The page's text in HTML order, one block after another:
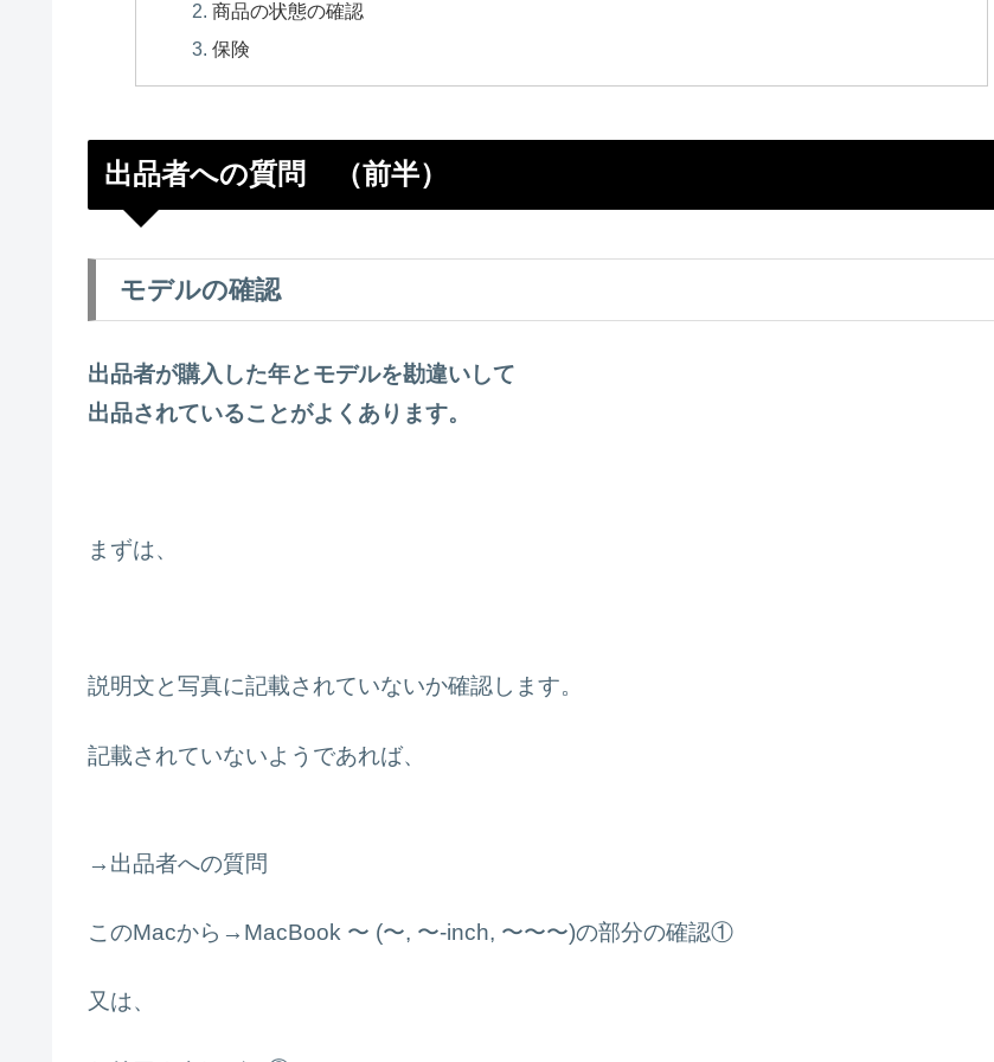
商品の状態の確認
保険
出品者への質問 （前半）
モデルの確認
出品者が購入した年とモデルを勘違いして
出品されていることがよくあります。
まずは、
説明文と写真に記載されていないか確認します。
記載されていないようであれば、
→出品者への質問
このMacから→MacBook 〜 (〜, 〜-inch, 〜〜〜)の部分の確認①
又は、